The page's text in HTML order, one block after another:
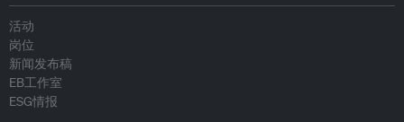
活动
岗位
新闻发布稿
EB工作室
ESG情报